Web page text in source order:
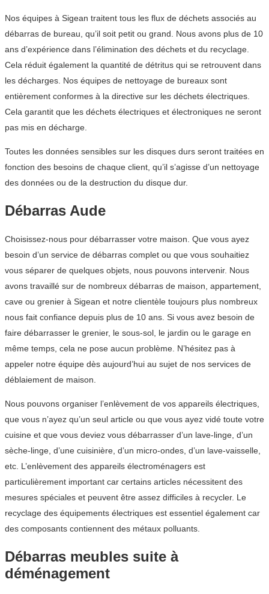
Nos équipes à Sigean traitent tous les flux de déchets associés au
débarras de bureau, qu’il soit petit ou grand. Nous avons plus de 10
ans d’expérience dans l’élimination des déchets et du recyclage.
Cela réduit également la quantité de détritus qui se retrouvent dans
les décharges. Nos équipes de nettoyage de bureaux sont
entièrement conformes à la directive sur les déchets électriques.
Cela garantit que les déchets électriques et électroniques ne seront
pas mis en décharge.
Toutes les données sensibles sur les disques durs seront traitées en
fonction des besoins de chaque client, qu’il s’agisse d’un nettoyage
des données ou de la destruction du disque dur.
Débarras Aude
Choisissez-nous pour débarrasser votre maison. Que vous ayez
besoin d’un service de débarras complet ou que vous souhaitiez
vous séparer de quelques objets, nous pouvons intervenir. Nous
avons travaillé sur de nombreux débarras de maison, appartement,
cave ou grenier à Sigean et notre clientèle toujours plus nombreux
nous fait confiance depuis plus de 10 ans. Si vous avez besoin de
faire débarrasser le grenier, le sous-sol, le jardin ou le garage en
même temps, cela ne pose aucun problème. N’hésitez pas à
appeler notre équipe dès aujourd’hui au sujet de nos services de
déblaiement de maison.
Nous pouvons organiser l’enlèvement de vos appareils électriques,
que vous n’ayez qu’un seul article ou que vous ayez vidé toute votre
cuisine et que vous deviez vous débarrasser d’un lave-linge, d’un
sèche-linge, d’une cuisinière, d’un micro-ondes, d’un lave-vaisselle,
etc. L’enlèvement des appareils électroménagers est
particulièrement important car certains articles nécessitent des
mesures spéciales et peuvent être assez difficiles à recycler. Le
recyclage des équipements électriques est essentiel également car
des composants contiennent des métaux polluants.
Débarras meubles suite à
déménagement